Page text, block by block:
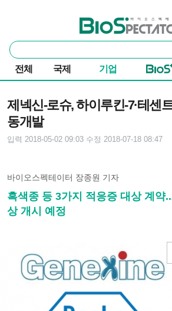
바이오스펙테이터
통
합
검
색
전체 국제 기업
제넥신-로슈, 하이루킨-7·테센
동개발
입력 2018-05-02 09:03 수정 2018-07-18 08:47
바이오스펙테이터 장종원 기자
흑색종 등 3가지 적응증 대상 계약
상 개시 예정